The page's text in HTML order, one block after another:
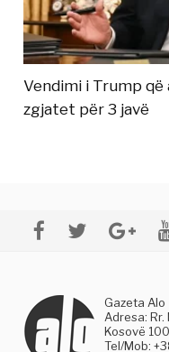
Vendimi i Trump
zgjatet për 3 javë
Gazeta Alo
Adresa:
Kosovë
Tel/Mob: